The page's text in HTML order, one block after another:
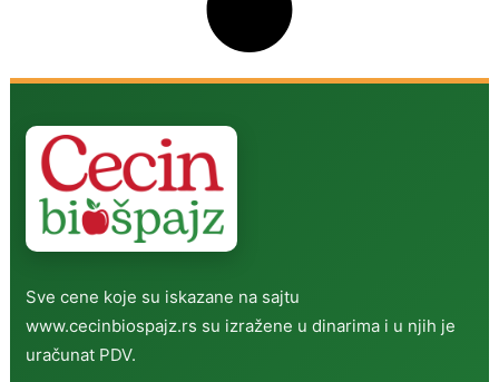
Sve cene koje su iskazane na sajtu
www.cecinbiospajz.rs su izražene u dinarima i u njih je
uračunat PDV.